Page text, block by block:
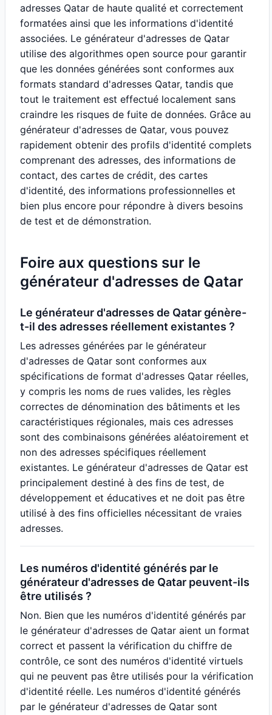
adresses Qatar de haute qualité et correctement
formatées ainsi que les informations d'identité
associées. Le générateur d'adresses de Qatar
utilise des algorithmes open source pour garantir
que les données générées sont conformes aux
formats standard d'adresses Qatar, tandis que
tout le traitement est effectué localement sans
craindre les risques de fuite de données. Grâce au
générateur d'adresses de Qatar, vous pouvez
rapidement obtenir des profils d'identité complets
comprenant des adresses, des informations de
contact, des cartes de crédit, des cartes
d'identité, des informations professionnelles et
bien plus encore pour répondre à divers besoins
de test et de démonstration.
Foire aux questions sur le
générateur d'adresses de Qatar
Le générateur d'adresses de Qatar génère-
t-il des adresses réellement existantes ?
Les adresses générées par le générateur
d'adresses de Qatar sont conformes aux
spécifications de format d'adresses Qatar réelles,
y compris les noms de rues valides, les règles
correctes de dénomination des bâtiments et les
caractéristiques régionales, mais ces adresses
sont des combinaisons générées aléatoirement et
non des adresses spécifiques réellement
existantes. Le générateur d'adresses de Qatar est
principalement destiné à des fins de test, de
développement et éducatives et ne doit pas être
utilisé à des fins officielles nécessitant de vraies
adresses.
Les numéros d'identité générés par le
générateur d'adresses de Qatar peuvent-ils
être utilisés ?
Non. Bien que les numéros d'identité générés par
le générateur d'adresses de Qatar aient un format
correct et passent la vérification du chiffre de
contrôle, ce sont des numéros d'identité virtuels
qui ne peuvent pas être utilisés pour la vérification
d'identité réelle. Les numéros d'identité générés
par le générateur d'adresses de Qatar sont